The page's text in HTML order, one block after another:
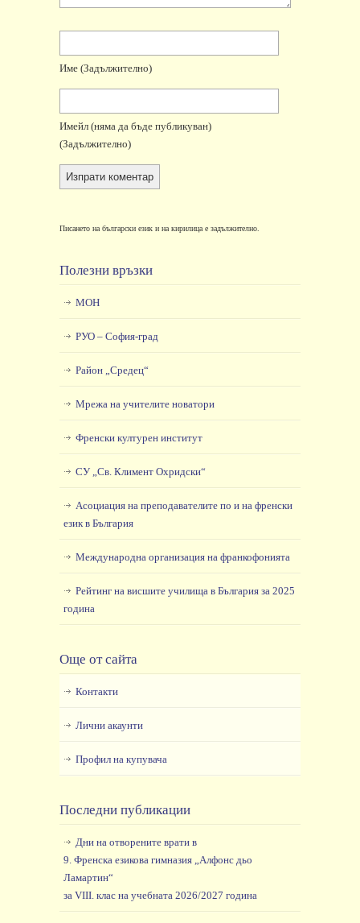
Име (задължително)
Имейл (няма да бъде публикуван)
(задължително)
Писането на български език и на кирилица е задължително.
Полезни връзки
МОН
РУО – София-град
Район „Средец“
Мрежа на учителите новатори
Френски културен институт
СУ „Св. Климент Охридски“
Асоциация на преподавателите по и на френски
език в България
Международна организация на франкофонията
Рейтинг на висшите училища в България за 2025
година
Още от сайта
Контакти
Лични акаунти
Профил на купувача
Последни публикации
Дни на отворените врати в
9. Френска езикова гимназия „Алфонс дьо
Ламартин“
за VIII. клас на учебната 2026/2027 година